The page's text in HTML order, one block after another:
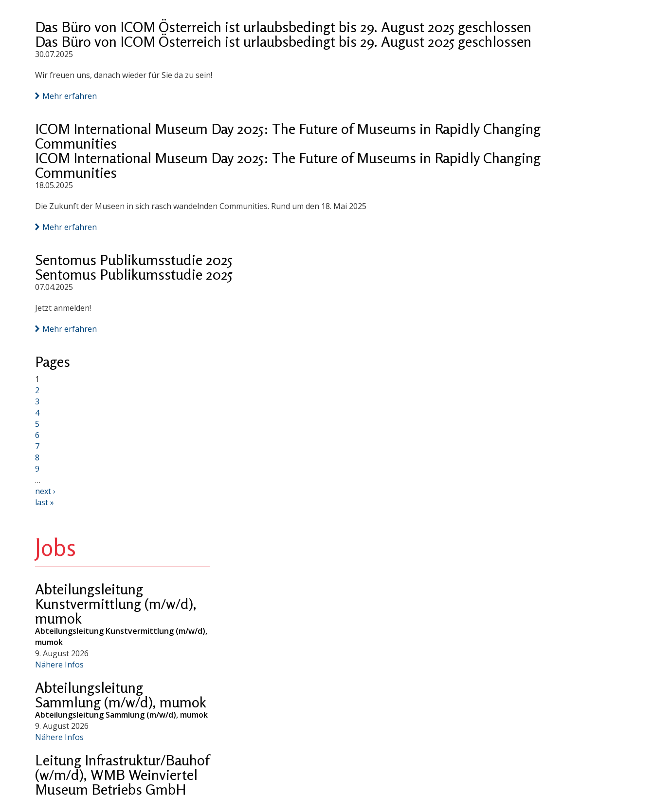
Das Büro von ICOM Österreich ist urlaubsbedingt bis 29. August 2025 geschlossen
Das Büro von ICOM Österreich ist urlaubsbedingt bis 29. August 2025 geschlossen
30.07.2025
Wir freuen uns, danach wieder für Sie da zu sein!
Mehr erfahren
ICOM International Museum Day 2025: The Future of Museums in Rapidly Changing
Communities
ICOM International Museum Day 2025: The Future of Museums in Rapidly Changing
Communities
18.05.2025
Die Zukunft der Museen in sich rasch wandelnden Communities. Rund um den 18. Mai 2025
Mehr erfahren
Sentomus Publikumsstudie 2025
Sentomus Publikumsstudie 2025
07.04.2025
Jetzt anmelden!
Mehr erfahren
Pages
1
2
3
4
5
6
7
8
9
…
next ›
last »
Jobs
Abteilungsleitung
Kunstvermittlung (m/w/d),
mumok
Abteilungsleitung Kunstvermittlung (m/w/d),
mumok
9. August 2026
Nähere Infos
Abteilungsleitung
Sammlung (m/w/d), mumok
Abteilungsleitung Sammlung (m/w/d), mumok
9. August 2026
Nähere Infos
Leitung Infrastruktur/Bauhof
(w/m/d), WMB Weinviertel
Museum Betriebs GmbH